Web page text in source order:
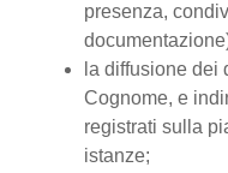
presenza,
la diffusione dei
Cognome, e
registrati sulla
istanze;